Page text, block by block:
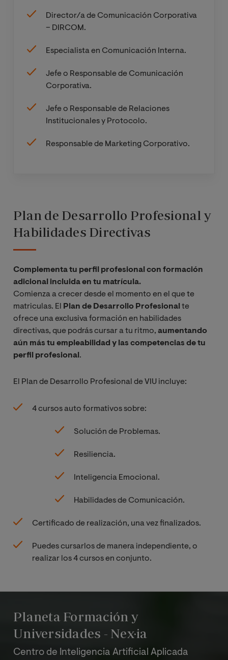
Comunicación
Comunicación
Oratoria. La
Portavocía
Trabajo Final
Director/a de Comunicación Corporativa
– DIRCOM.
Especialista en Comunicación Interna.
Jefe o Responsable de Comunicación
Corporativa.
Jefe o Responsable de Relaciones
Institucionales y Protocolo.
Responsable de Marketing Corporativo.
Plan de Desarrollo Profesional y
Habilidades Directivas
Complementa tu perfil profesional con formación
adicional incluida en tu matrícula.
Comienza a crecer desde el momento en el que te
matriculas. El
Plan de Desarrollo Profesional te
ofrece una exclusiva formación en habilidades
directivas, que podrás cursar a tu ritmo, aumentando
aún más tu empleabilidad y las competencias de tu
perfil profesional .
El Plan de Desarrollo Profesional de VIU incluye:
4 cursos auto formativos sobre:
Solución de Problemas.
Resiliencia.
Inteligencia Emocional.
Habilidades de Comunicación.
Certificado de realización, una vez finalizados.
Puedes cursarlos de manera independiente, o
realizar los 4 cursos en conjunto.
Planeta Formación y
Universidades - Nex·ia
Centro de Inteligencia Artificial Aplicada